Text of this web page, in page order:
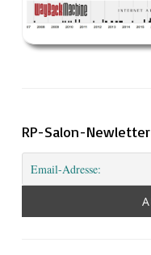
RP-Salon-Newletter